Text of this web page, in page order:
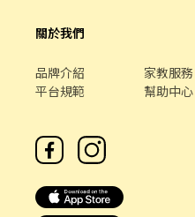
關於我們
品牌介紹 家教服務
平台規範
幫助中心